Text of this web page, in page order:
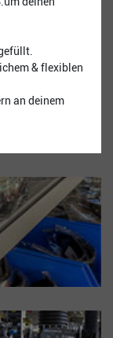
& flexiblen
an deinem